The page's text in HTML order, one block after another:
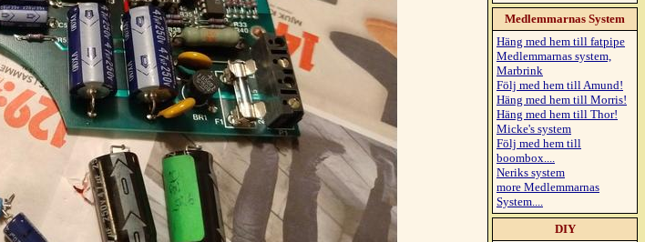
Medlemmarnas System
Häng med hem till fatpipe
Medlemmarnas system,
Marbrink
Följ med hem till Amund!
Häng med hem till Morris!
Häng med hem till Thor!
Micke's system
Följ med hem till
boombox....
Neriks system
more Medlemmarnas
System....
DIY